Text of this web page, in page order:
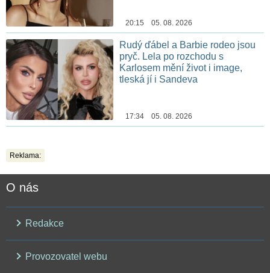
20:15 05. 08. 2026
Rudý ďábel a Barbie rodeo jsou
pryč. Lela po rozchodu s
Karlosem mění život i image,
tleská jí i Sandeva
17:34 05. 08. 2026
Reklama:
O nás
Redakce
Provozovatel webu